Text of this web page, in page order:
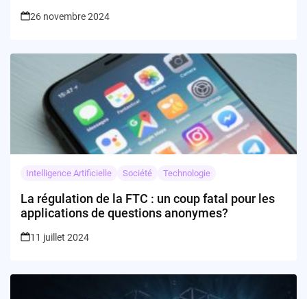
26 novembre 2024
Intelligence Artificielle Société Technologie
La régulation de la FTC : un coup fatal pour les
applications de questions anonymes?
11 juillet 2024